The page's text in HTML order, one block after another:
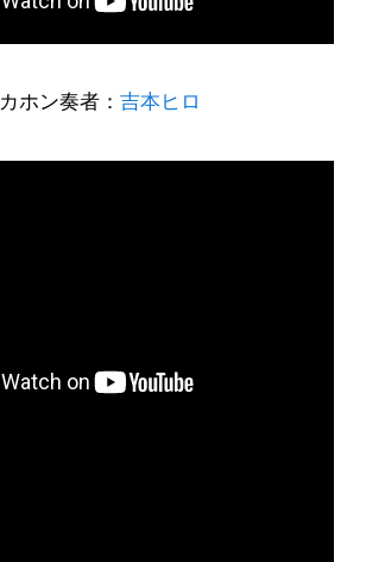
カホン奏者： 吉本ヒロ